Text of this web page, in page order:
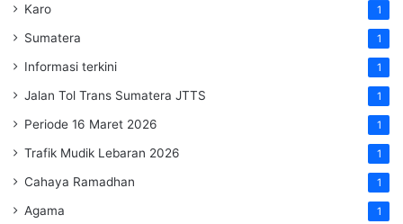
Karo 1
Sumatera 1
Informasi terkini 1
Jalan Tol Trans Sumatera JTTS 1
Periode 16 Maret 2026 1
Trafik Mudik Lebaran 2026 1
Cahaya Ramadhan 1
Agama 1